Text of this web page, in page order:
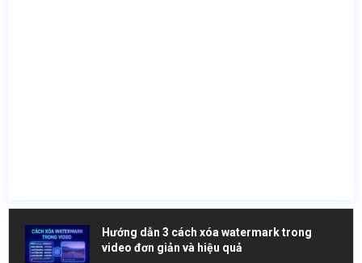
Hướng dẫn 3 cách xóa watermark trong
video đơn giản và hiệu quả